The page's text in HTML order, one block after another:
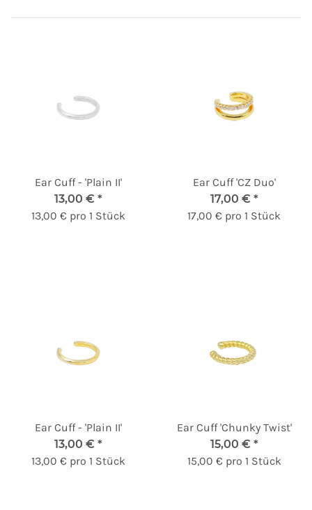
Ear Cuff - 'Plain II'
13,00 € *
13,00 € pro 1 Stück
Ear Cuff 'CZ Duo'
17,00 € *
17,00 € pro 1 Stück
Ear Cuff - 'Plain II'
13,00 € *
13,00 € pro 1 Stück
Ear Cuff 'Chunky Twist'
15,00 € *
15,00 € pro 1 Stück